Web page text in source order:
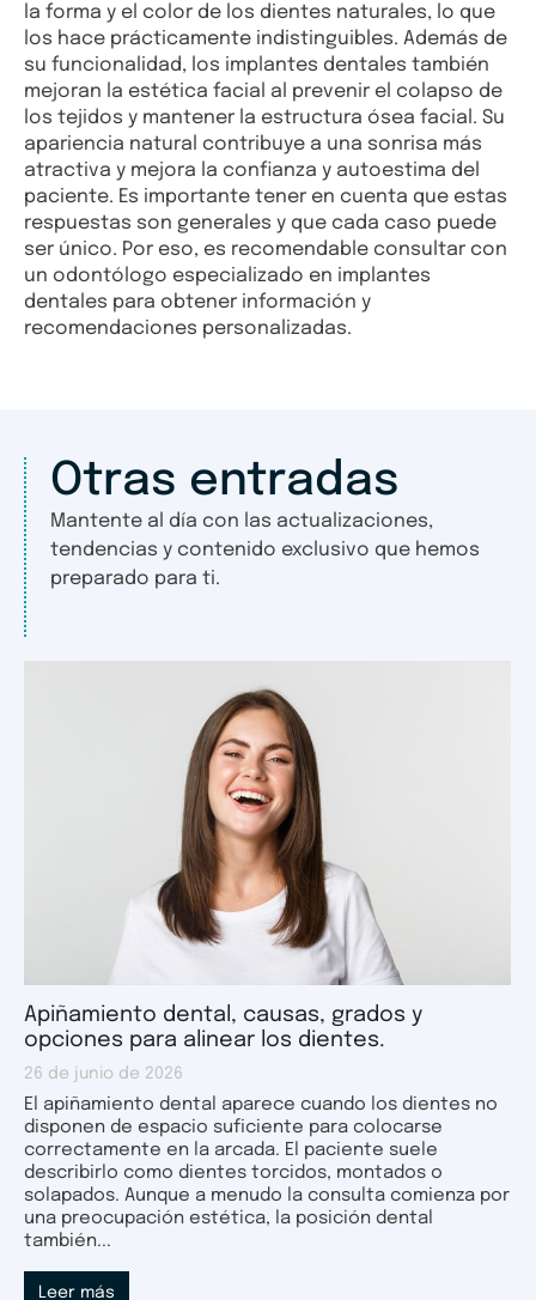
la forma y el color de los dientes naturales, lo que
los hace prácticamente indistinguibles. Además de
su funcionalidad, los implantes dentales también
mejoran la estética facial al prevenir el colapso de
los tejidos y mantener la estructura ósea facial. Su
apariencia natural contribuye a una sonrisa más
atractiva y mejora la confianza y autoestima del
paciente. Es importante tener en cuenta que estas
respuestas son generales y que cada caso puede
ser único. Por eso, es recomendable consultar con
un odontólogo especializado en implantes
dentales para obtener información y
recomendaciones personalizadas.
Otras entradas
Mantente al día con las actualizaciones,
tendencias y contenido exclusivo que hemos
preparado para ti.
Apiñamiento dental, causas, grados y
opciones para alinear los dientes.
26 de junio de 2026
El apiñamiento dental aparece cuando los dientes no
disponen de espacio suficiente para colocarse
correctamente en la arcada. El paciente suele
describirlo como dientes torcidos, montados o
solapados. Aunque a menudo la consulta comienza por
una preocupación estética, la posición dental
también...
Leer más